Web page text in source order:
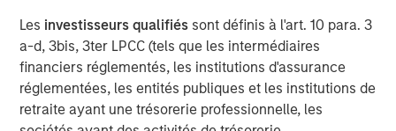
Les investisseurs qualifiés sont définis à l'art. 10 para. 3
a-d, 3bis, 3ter LPCC (tels que les intermédiaires
financiers réglementés, les institutions d'assurance
réglementées, les entités publiques et les institutions de
retraite ayant une trésorerie professionnelle, les
A Practical Guide to Measuring Opportunity Cost